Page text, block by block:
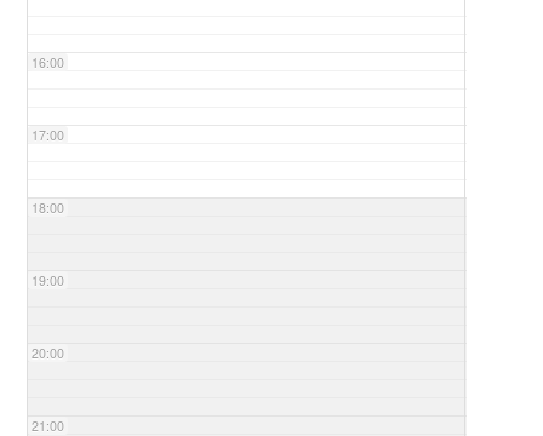
16:00
17:00
18:00
19:00
20:00
21:00